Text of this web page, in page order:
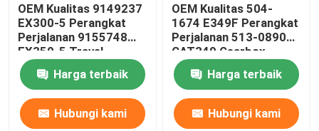
OEM Kualitas 9149237
EX300-5 Perangkat
Perjalanan 9155748
EX350-5 Travel
Gearbox
Harga terbaik
Hubungi kami
OEM Kualitas 504-
1674 E349F Perangkat
Perjalanan 513-0890
CAT349 Gearbox
Perjalanan
Harga terbaik
Hubungi kami